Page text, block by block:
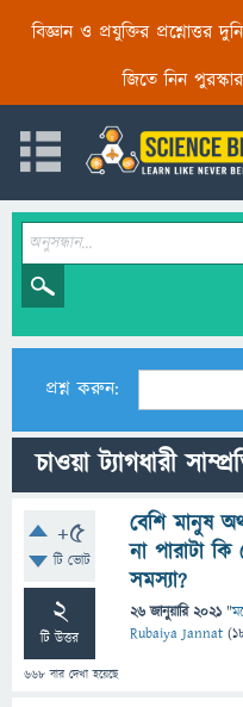
বিজ্ঞান ও প্রযুক্তির প্রশ্নোত্তর
জিতে নিন
প্রশ্ন করুন:
চাওয়া ট্যাগধারী
+5
টি ভোট
2
টি উত্তর
668 বার দেখা হয়েছে
বেশি মানুষ
না পারাটা
সমস্যা?
26 জানুয়ারি 2021 "
Rubaiya Jannat (